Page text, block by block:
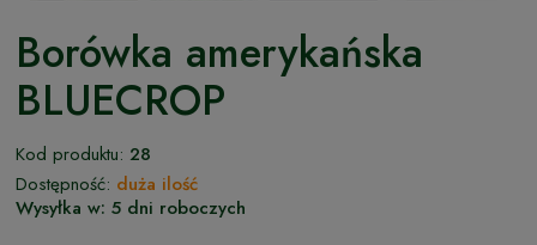
Borówka amerykańska
BLUECROP
Kod produktu: 28
Dostępność: duża ilość
Wysyłka w: 5 dni roboczych